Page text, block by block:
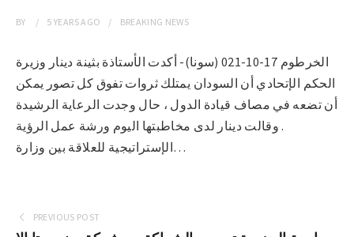
BY 5 YEARSAGO BREAKING NEWS
الخرطوم 17-10-021 (سونا)- أكدت الأستاذة بثينة دينار وزيرة
الحكم الإتحادي أن السودان يمتلك ثروات تفوق كل تصور يمكن
أن تضعه في مصاف قيادة الدول ، حال وجدت الرعاية الرشيدة
. وقالت دينار لدى مخاطبتها اليوم ورشة عمل الرؤية
الإستراتيجية للعلاقة بين وزارة…
PREVIOUS POST